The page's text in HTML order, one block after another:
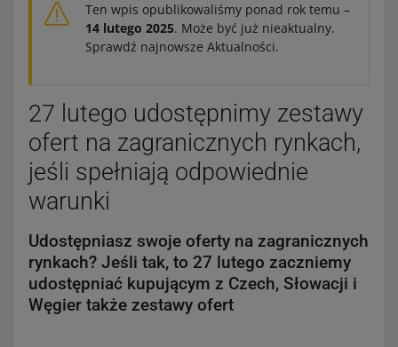
Ten wpis opublikowaliśmy ponad rok temu –
14 lutego 2025. Może być już nieaktualny.
Sprawdź najnowsze Aktualności.
27 lutego udostępnimy zestawy
ofert na zagranicznych rynkach,
jeśli spełniają odpowiednie
warunki
Udostępniasz swoje oferty na zagranicznych
rynkach? Jeśli tak, to 27 lutego zaczniemy
udostępniać kupującym z Czech, Słowacji i
Węgier także zestawy ofert